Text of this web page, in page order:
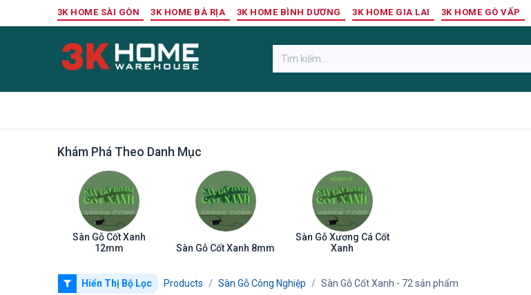
3K HOME SÀI GÒN 3K HOME BÀ RỊA 3K HOME BÌNH DƯƠNG 3K HOME GIA LAI 3K HOME GÒ VẤP
Khám Phá Theo Danh Mục
Sàn Gỗ Cốt Xanh
12mm
Sàn Gỗ Cốt Xanh 8mm
Sàn Gỗ Xương Cá Cốt
Xanh
Hiển Thị Bộ Lọc Products Sàn Gỗ Công Nghiệp Sàn Gỗ Cốt Xanh - 72 sản phẩm